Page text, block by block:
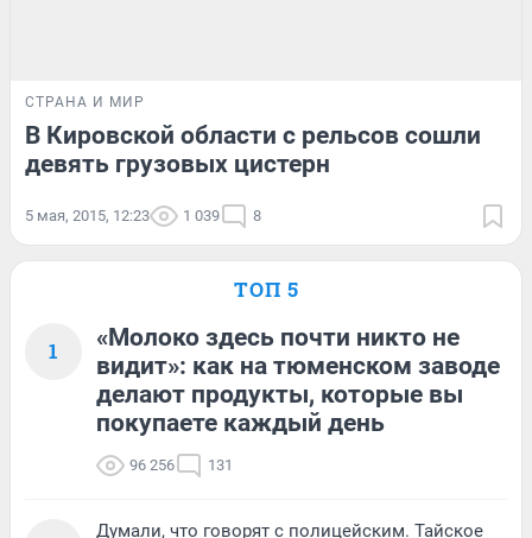
СТРАНА И МИР
В Кировской области с рельсов сошли
девять грузовых цистерн
5 мая, 2015, 12:23 1 039 8
ТОП 5
1
«Молоко здесь почти никто не
видит»: как на тюменском заводе
делают продукты, которые вы
покупаете каждый день
96 256 131
Думали, что говорят с полицейским. Тайское